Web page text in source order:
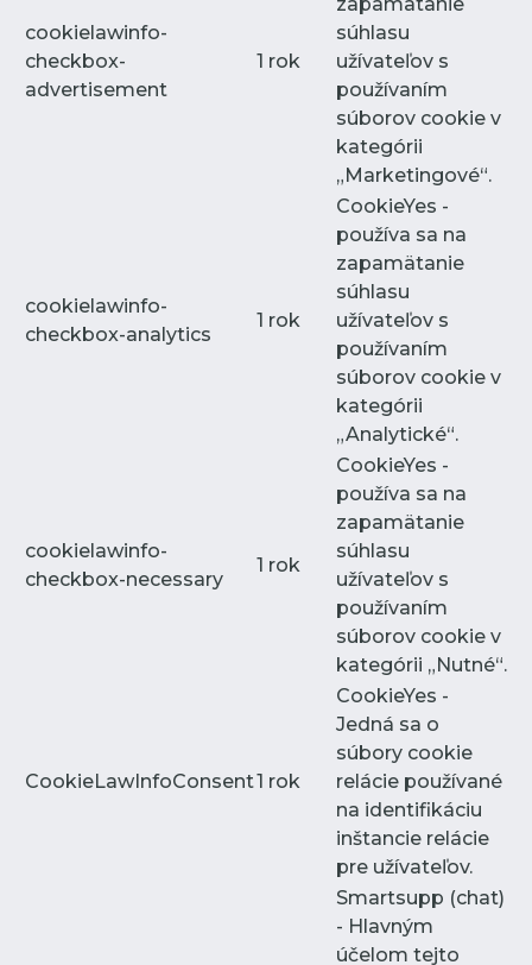
cookielawinfo-
checkbox-
advertisement
1 rok
súhlasu
užívateľov s
používaním
súborov cookie v
kategórii
„Marketingové“.
cookielawinfo-
checkbox-analytics
1 rok
CookieYes -
používa sa na
zapamätanie
súhlasu
užívateľov s
používaním
súborov cookie v
kategórii
„Analytické“.
cookielawinfo-
checkbox-necessary
1 rok
CookieYes -
používa sa na
zapamätanie
súhlasu
užívateľov s
používaním
súborov cookie v
kategórii „Nutné“.
CookieLawInfoConsent1 rok
CookieYes -
Jedná sa o
súbory cookie
relácie používané
na identifikáciu
inštancie relácie
pre užívateľov.
Smartsupp (chat)
- Hlavným
účelom tejto